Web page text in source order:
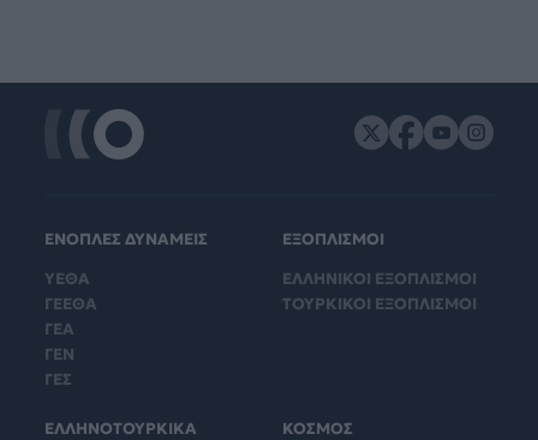
ΕΝΟΠΛΕΣ ΔΥΝΑΜΕΙΣ
ΥΕΘΑ
ΓΕΕΘΑ
ΓΕΑ
ΓΕΝ
ΓΕΣ
ΕΞΟΠΛΙΣΜΟΙ
ΕΛΛΗΝΙΚΟΙ ΕΞΟΠΛΙΣΜΟΙ
ΤΟΥΡΚΙΚΟΙ ΕΞΟΠΛΙΣΜΟΙ
ΕΛΛΗΝΟΤΟΥΡΚΙΚΑ
ΚΟΣΜΟΣ